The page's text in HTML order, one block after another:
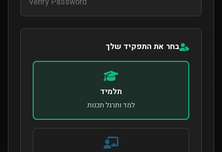
בחר את התפקיד שלך
תלמיד
למד ותרגל תכנות